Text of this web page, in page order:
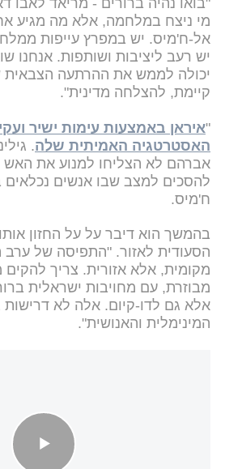
"בואו נהיה ברורים - מריאד לאבו
מי ניצח במלחמה, אלא מה מגיע
אל-ח'מיס. יש במפרץ עייפות
יש רעב ליציבות ושותפות. אנחנו
יכולה לממש את ההרתעה
קיימת, להצלחה מדינית".
"איראן באמצעות עימות ישיר
האסטרטגיה האמיתית שלה.
אברהם לא הצליחו למנוע את האש
להסכים למצב שבו אנשים
ח'מיס.
בהמשך הוא דיבר על על החזון
הסעודית לאזור. "התפיסה של ערב
מקומית, אלא אזורית. צריך להקים
מבוזרת, עם מחויבות ישראלית
אלא גם לדו-קיום. אלה לא דרישות
המינימלית והאנושית".